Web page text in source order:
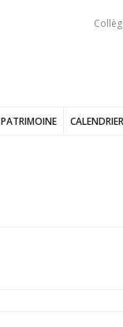
PATRIMOINE CALENDRIER